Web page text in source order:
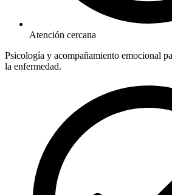
Atención cercana
Psicología y acompañamiento emocional
la enfermedad.